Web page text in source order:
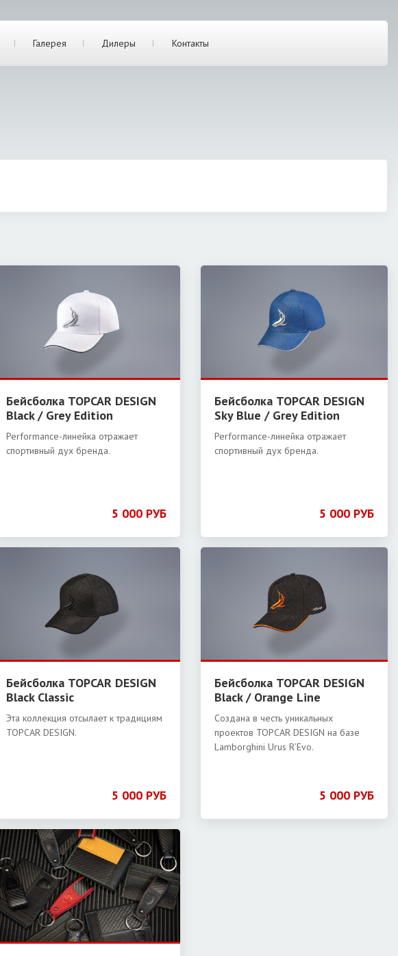
Галерея Дилеры Контакты
Бейсболка TOPCAR DESIGN
Black / Grey Edition
Performance-линейка отражает
спортивный дух бренда.
5 000 РУБ
Бейсболка TOPCAR DESIGN
Sky Blue / Grey Edition
Performance-линейка отражает
спортивный дух бренда.
5 000 РУБ
Бейсболка TOPCAR DESIGN
Black Classic
Эта коллекция отсылает к традициям
TOPCAR DESIGN.
5 000 РУБ
Бейсболка TOPCAR DESIGN
Black / Orange Line
Создана в честь уникальных
проектов TOPCAR DESIGN на базе
Lamborghini Urus R’Evo.
5 000 РУБ